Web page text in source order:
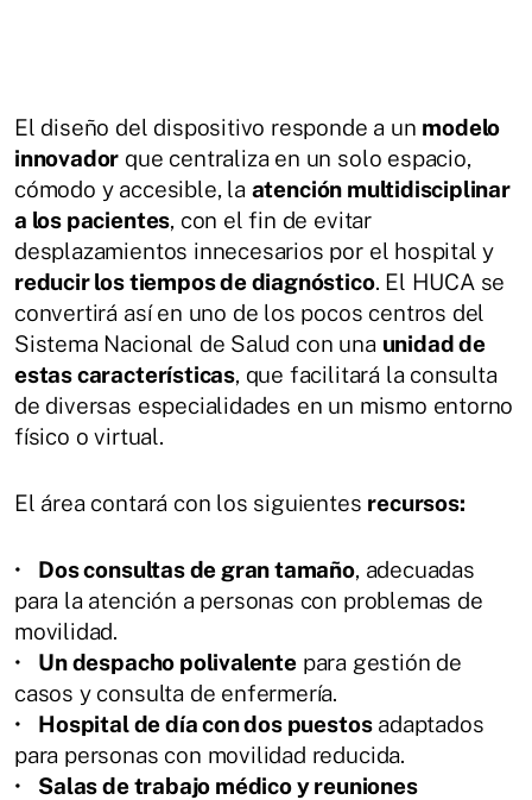
El diseño del dispositivo responde a un modelo
innovador que centraliza en un solo espacio,
cómodo y accesible, la atención multidisciplinar
a los pacientes, con el fin de evitar
desplazamientos innecesarios por el hospital y
reducir los tiempos de diagnóstico. El HUCA se
convertirá así en uno de los pocos centros del
Sistema Nacional de Salud con una unidad de
estas características, que facilitará la consulta
de diversas especialidades en un mismo entorno
físico o virtual.
El área contará con los siguientes recursos:
• Dos consultas de gran tamaño, adecuadas
para la atención a personas con problemas de
movilidad.
• Un despacho polivalentepara gestión de
casos y consulta de enfermería.
• Hospital de día con dos puestosadaptados
para personas con movilidad reducida.
• Salas de trabajo médico y reuniones